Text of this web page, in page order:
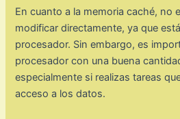
En cuanto a la memoria caché, no
modificar directamente, ya que
procesador. Sin embargo, es
procesador con una buena
especialmente si realizas tareas
acceso a los datos.